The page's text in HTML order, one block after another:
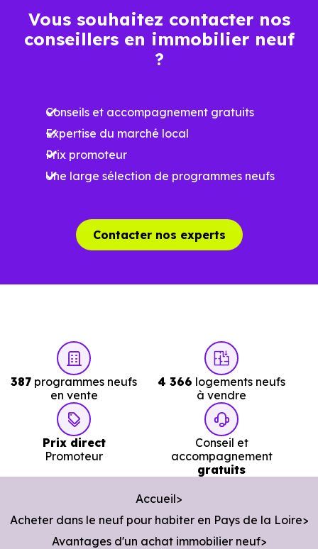
Vous souhaitez contacter nos
conseillers en immobilier neuf
?
Conseils et accompagnement gratuits
Expertise du marché local
Prix promoteur
Une large sélection de programmes neufs
Contacter nos experts
387 programmes neufs
en vente
4 366 logements neufs
à vendre
Prix direct
Promoteur
Conseil et
accompagnement
gratuits
Accueil
Acheter dans le neuf pour habiter en Pays de la Loire
Avantages d'un achat immobilier neuf